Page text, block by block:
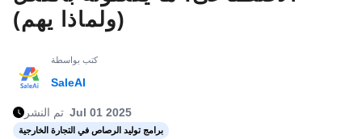
(ولماذا يهم)
كتب بواسطة
SaleAI
تم النشر Jul 01 2025
برامج توليد الرصاص في التجارة الخارجية